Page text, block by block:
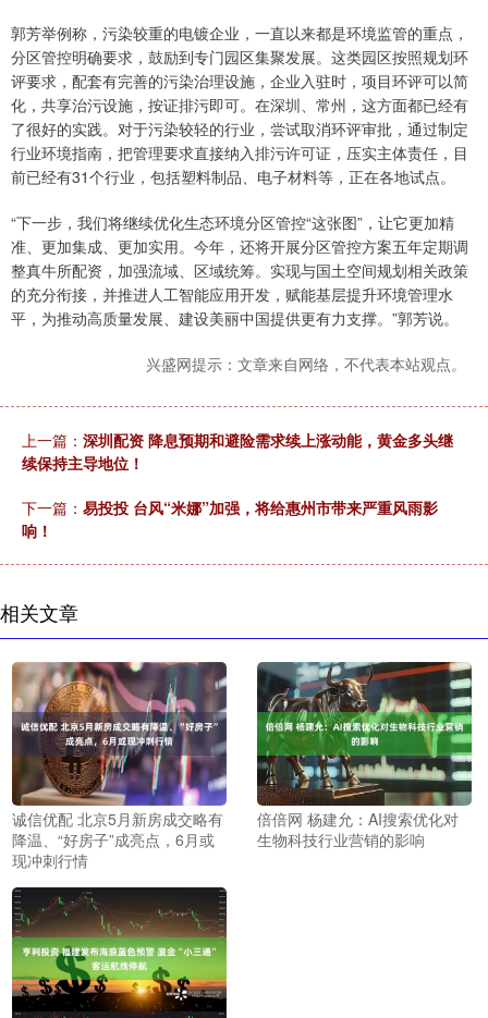
郭芳举例称，污染较重的电镀企业，一直以来都是环境监管的重点，
分区管控明确要求，鼓励到专门园区集聚发展。这类园区按照规划环
评要求，配套有完善的污染治理设施，企业入驻时，项目环评可以简
化，共享治污设施，按证排污即可。在深圳、常州，这方面都已经有
了很好的实践。对于污染较轻的行业，尝试取消环评审批，通过制定
行业环境指南，把管理要求直接纳入排污许可证，压实主体责任，目
前已经有31个行业，包括塑料制品、电子材料等，正在各地试点。
“下一步，我们将继续优化生态环境分区管控“这张图”，让它更加精
准、更加集成、更加实用。今年，还将开展分区管控方案五年定期调
整真牛所配资，加强流域、区域统筹。实现与国土空间规划相关政策
的充分衔接，并推进人工智能应用开发，赋能基层提升环境管理水
平，为推动高质量发展、建设美丽中国提供更有力支撑。”郭芳说。
兴盛网提示：文章来自网络，不代表本站观点。
上一篇： 深圳配资 降息预期和避险需求续上涨动能，黄金多头继
续保持主导地位！
下一篇： 易投投 台风“米娜”加强，将给惠州市带来严重风雨影
响！
相关文章
诚信优配 北京5月新房成交略有
降温、“好房子”成亮点，6月或
现冲刺行情
倍倍网 杨建允：AI搜索优化对
生物科技行业营销的影响